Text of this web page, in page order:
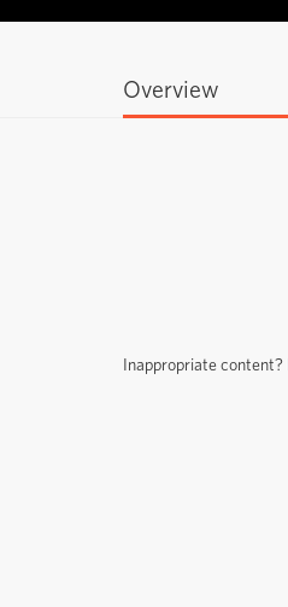
Overview
Inappropriate content?